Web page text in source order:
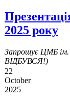
2025 року
Запрошує ЦМБ
ВІДБУВСЯ!)
22
October
2025